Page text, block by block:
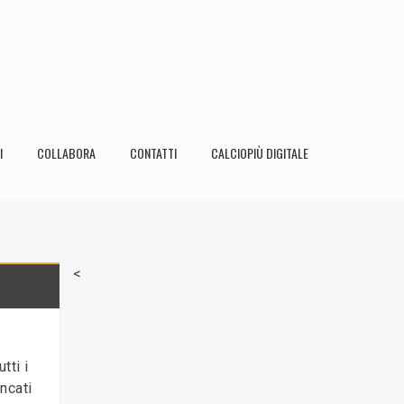
COLLABORA CONTATTI CALCIOPIÙ DIGITALE
i
<